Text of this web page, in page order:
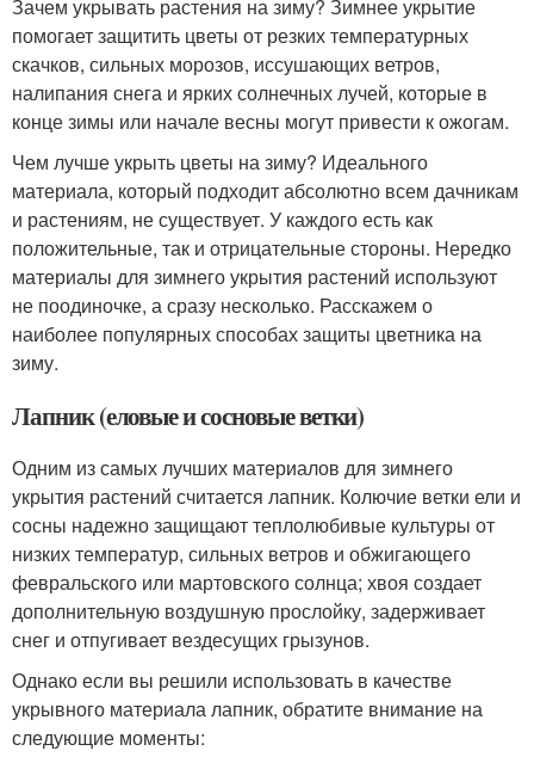
Зачем укрывать растения на зиму? Зимнее укрытие
помогает защитить цветы от резких температурных
скачков, сильных морозов, иссушающих ветров,
налипания снега и ярких солнечных лучей, которые в
конце зимы или начале весны могут привести к ожогам.
Чем лучше укрыть цветы на зиму? Идеального
материала, который подходит абсолютно всем дачникам
и растениям, не существует. У каждого есть как
положительные, так и отрицательные стороны. Нередко
материалы для зимнего укрытия растений используют
не поодиночке, а сразу несколько. Расскажем о
наиболее популярных способах защиты цветника на
зиму.
Лапник (еловые и сосновые ветки)
Одним из самых лучших материалов для зимнего
укрытия растений считается лапник. Колючие ветки ели и
сосны надежно защищают теплолюбивые культуры от
низких температур, сильных ветров и обжигающего
февральского или мартовского солнца; хвоя создает
дополнительную воздушную прослойку, задерживает
снег и отпугивает вездесущих грызунов.
Однако если вы решили использовать в качестве
укрывного материала лапник, обратите внимание на
следующие моменты: